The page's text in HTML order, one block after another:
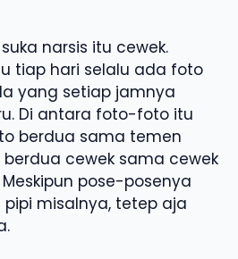
narsis itu cewek.
tiap hari selalu ada foto
yang setiap jamnya
Di antara foto-foto itu
berdua sama temen
berdua cewek sama cewek
pose-posenya
pipi misalnya, tetep aja